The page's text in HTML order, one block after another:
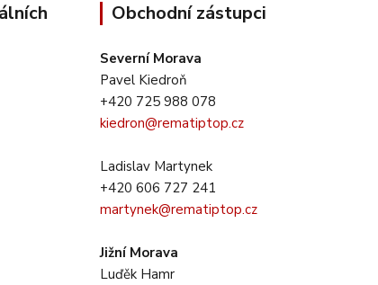
Obchodní zástupci
Severní Morava
Pavel Kiedroň
+420 725 988 078
kiedron@rematiptop.cz
Ladislav Martynek
+420 606 727 241
martynek@rematiptop.cz
Jižní Morava
Luďěk Hamr